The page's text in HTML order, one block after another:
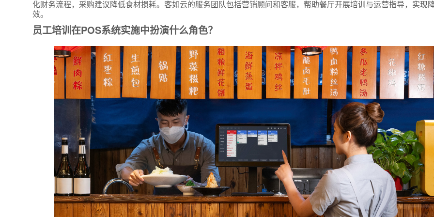
化财务流程，采购建议降低食材损耗。客如云的服务团队包括营销顾问和客服，帮助餐厅开展培训与运营指导，实现
效。
员工培训在POS系统实施中扮演什么角色？